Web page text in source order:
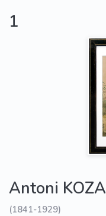
1
Antoni
(1841-1929)